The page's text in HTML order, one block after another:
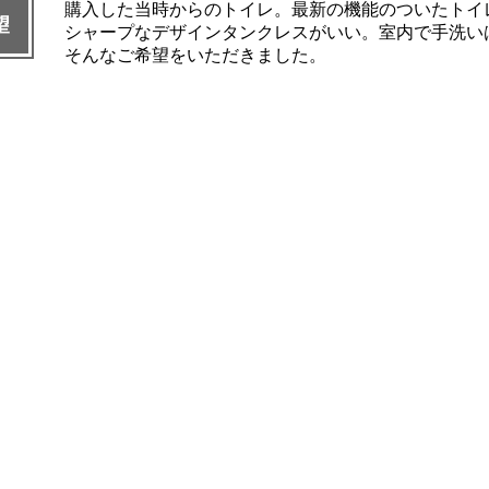
購入した当時からのトイレ。最新の機能のついたト
シャープなデザインタンクレスがいい。室内で手洗い
そんなご希望をいただきました。